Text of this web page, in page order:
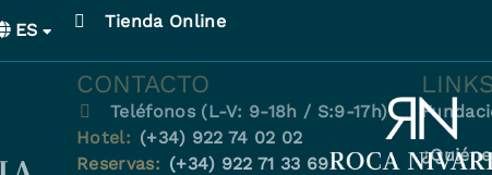
ES Tienda Online
CONTACTO
Teléfonos (L-V: 9-18h / S:9-17h)
Hotel: (+34) 922 74 02 02
Reservas: (+34) 922 71 33 69